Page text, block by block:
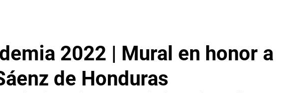
2022 | Mural en honor a
de Honduras